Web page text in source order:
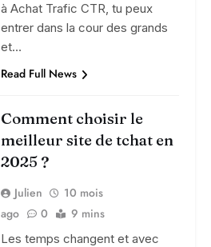
à Achat Trafic CTR, tu peux
entrer dans la cour des grands
et…
Read Full News
Comment choisir le
meilleur site de tchat en
2025 ?
Julien
10 mois
ago
0 9 mins
Les temps changent et avec